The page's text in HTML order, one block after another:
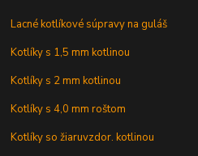
Lacné kotlíkové súpravy na guláš
Kotlíky s 1,5 mm kotlinou
Kotlíky s 2 mm kotlinou
Kotlíky s 4,0 mm roštom
Kotlíky so žiaruvzdor. kotlinou